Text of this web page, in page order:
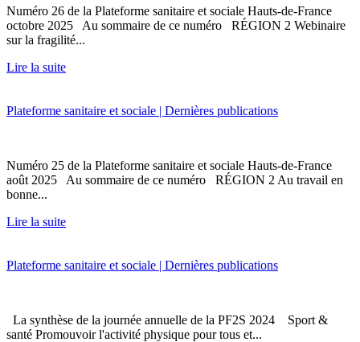
Numéro 26 de la Plateforme sanitaire et sociale Hauts-de-France
octobre 2025 Au sommaire de ce numéro RÉGION 2 Webinaire
sur la fragilité...
Lire la suite
Plateforme sanitaire et sociale | Dernières publications
Numéro 25 de la Plateforme sanitaire et sociale Hauts-de-France
août 2025 Au sommaire de ce numéro RÉGION 2 Au travail en
bonne...
Lire la suite
Plateforme sanitaire et sociale | Dernières publications
La synthèse de la journée annuelle de la PF2S 2024 Sport &
santé Promouvoir l'activité physique pour tous et...